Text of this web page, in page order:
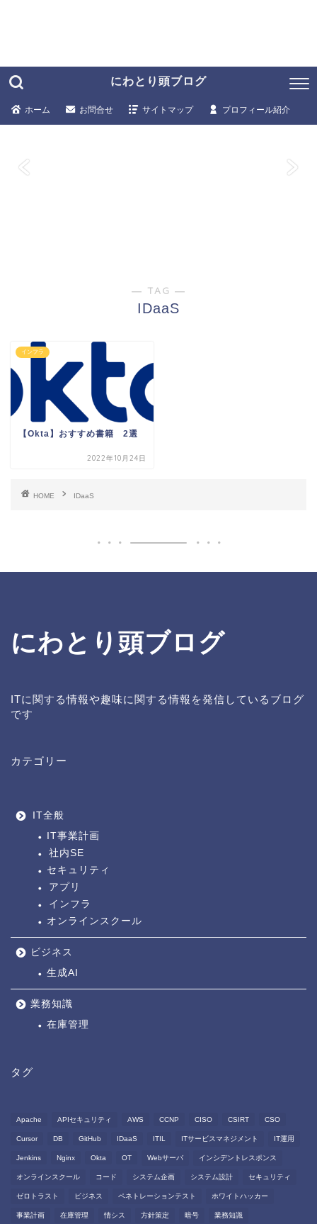
にわとり頭ブログ
ホーム お問合せ サイトマップ プロフィール紹介
― TAG ―
IDaaS
インフラ
【Okta】おすすめ書籍 2選
2022年10月24日
HOME IDaaS
にわとり頭ブログ
ITに関する情報や趣味に関する情報を発信しているブログ
です
カテゴリー
IT全般
IT事業計画
社内SE
セキュリティ
アプリ
インフラ
オンラインスクール
ビジネス
生成AI
業務知識
在庫管理
タグ
Apache APIセキュリティ AWS CCNP CISO CSIRT CSO
Cursor DB GitHub IDaaS ITIL ITサービスマネジメント IT運用
Jenkins Nginx Okta OT Webサーバ インシデントレスポンス
オンラインスクール コード システム企画 システム設計 セキュリティ
ゼロトラスト ビジネス ペネトレーションテスト ホワイトハッカー
事業計画 在庫管理 情シス 方針策定 暗号 業務知識